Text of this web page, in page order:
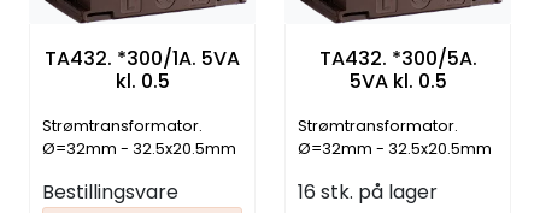
TA432. *300/1A. 5VA
kl. 0.5
Strømtransformator.
Ø=32mm - 32.5x20.5mm
Bestillingsvare
TA432. *300/5A.
5VA kl. 0.5
Strømtransformator.
Ø=32mm - 32.5x20.5mm
16 stk. på lager